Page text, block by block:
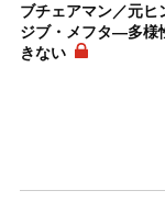
ブチェアマン／元ヒ
ジブ・メフタ―多様
きない